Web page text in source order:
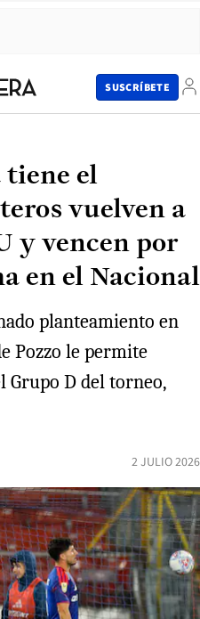
SUSCRÍBETE
tiene el
vuelven a
y vencen por
en el Nacional
planteamiento en
Pozzo le permite
Grupo D del torneo,
2 JULIO 2026